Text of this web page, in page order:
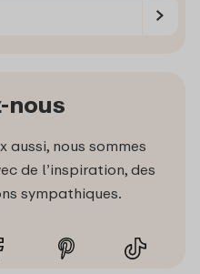
nous
aussi, nous sommes
de l’inspiration, des
sympathiques.